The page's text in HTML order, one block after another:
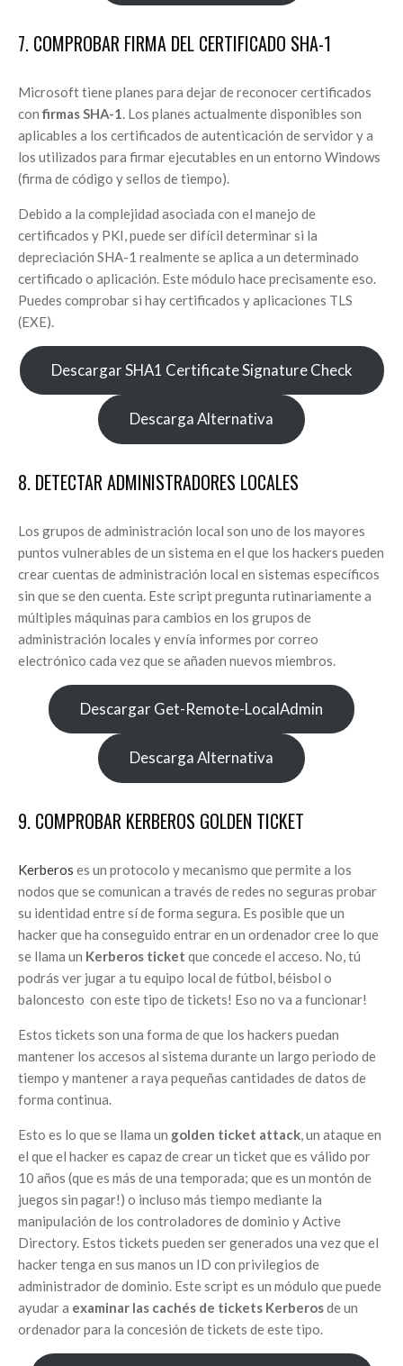
7. COMPROBAR FIRMA DEL CERTIFICADO SHA-1
Microsoft tiene planes para dejar de reconocer certificados
con firmas SHA-1 . Los planes actualmente disponibles son
aplicables a los certificados de autenticación de servidor y a
los utilizados para firmar ejecutables en un entorno Windows
(firma de código y sellos de tiempo).
Debido a la complejidad asociada con el manejo de
certificados y PKI, puede ser difícil determinar si la
depreciación SHA-1 realmente se aplica a un determinado
certificado o aplicación. Este módulo hace precisamente eso.
Puedes comprobar si hay certificados y aplicaciones TLS
(EXE).
Descargar SHA1 Certificate Signature Check
Descarga Alternativa
8. DETECTAR ADMINISTRADORES LOCALES
Los grupos de administración local son uno de los mayores
puntos vulnerables de un sistema en el que los hackers pueden
crear cuentas de administración local en sistemas específicos
sin que se den cuenta. Este script pregunta rutinariamente a
múltiples máquinas para cambios en los grupos de
administración locales y envía informes por correo
electrónico cada vez que se añaden nuevos miembros.
Descargar Get-Remote-LocalAdmin
Descarga Alternativa
9. COMPROBAR KERBEROS GOLDEN TICKET
Kerberos es un protocolo y mecanismo que permite a los
nodos que se comunican a través de redes no seguras probar
su identidad entre sí de forma segura. Es posible que un
hacker que ha conseguido entrar en un ordenador cree lo que
se llama un Kerberos ticket que concede el acceso. No, tú
podrás ver jugar a tu equipo local de fútbol, béisbol o
baloncesto con este tipo de tickets! Eso no va a funcionar!
Estos tickets son una forma de que los hackers puedan
mantener los accesos al sistema durante un largo periodo de
tiempo y mantener a raya pequeñas cantidades de datos de
forma continua.
Esto es lo que se llama un golden ticket attack , un ataque en
el que el hacker es capaz de crear un ticket que es válido por
10 años (que es más de una temporada; que es un montón de
juegos sin pagar!) o incluso más tiempo mediante la
manipulación de los controladores de dominio y Active
Directory. Estos tickets pueden ser generados una vez que el
hacker tenga en sus manos un ID con privilegios de
administrador de dominio. Este script es un módulo que puede
ayudar a examinar las cachés de tickets Kerberosde un
ordenador para la concesión de tickets de este tipo.